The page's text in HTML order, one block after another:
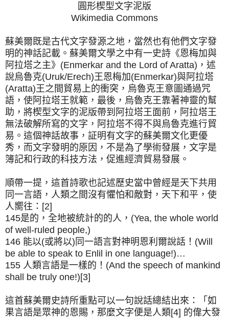
圓形楔型文字泥版
Wikimedia Commons
蘇美爾既是古代文字發源之地，當然也有他們文字發
明的神話記載。蘇美爾文學之中有一史詩《恩梅加與
阿拉塔之主》(Enmerkar and the Lord of Aratta)，述
說烏魯克(Uruk/Erech)王恩梅加(Enmerkar)與阿拉塔
(Aratta)王之間貿易上的衝突，烏魯克王意圖通過咒
語，使阿拉塔王就範，最後，烏魯克王靠著神靈的幫
助，將楔型文字的泥版帶到阿拉塔王面前，阿拉塔王
無法破解所寫的文字，阿拉塔不得不與烏魯克進行貿
易。這個神話故事，証明有文字的蘇美爾文化更優
秀，而文字發明的原因，不是為了學術發展，文字是
簿記和行政的科技方法，促進經濟貿易發展。
順帶一提，這首詩歌也記述歷史當中曾經是天下共用
同一言語，人類之間沒有懼怕和敵對，天下和平，使
人嚮往：[2]
145是的，全地被統計的的人，(Yea, the whole world
of well-ruled people,)
146 能以(或將以)同一語言對神明恩利爾說話！(Will
be able to speak to Enlil in one language!)…
155 人類言語是一樣的！(And the speech of mankind
shall be truly one!)[3]
這首蘇美爾史詩所重點可以一句說話總結出來：「如
果言語是眾神的恩賜，那麼文字便是人類[4] 的偉大發